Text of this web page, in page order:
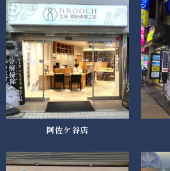
阿佐ケ谷店